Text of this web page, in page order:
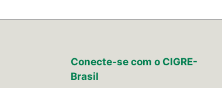
Conecte-se com o CIGRE-
Brasil